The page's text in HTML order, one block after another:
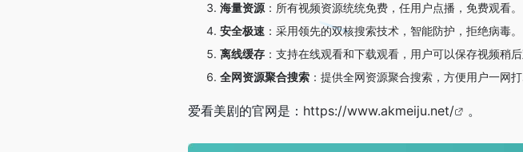
海量资源 ：所有视频资源统统免费，任用户点播，免费观看。
安全极速 ：采用领先的双核搜索技术，智能防护，拒绝病毒。
离线缓存 ：支持在线观看和下载观看，用户可以保存视频稍后
全网资源聚合搜索 ：提供全网资源聚合搜索，方便用户一网打
爱看美剧的官网是： https://www.akmeiju.net/ 。